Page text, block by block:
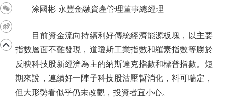
涂國彬 永豐金融資產管理董事總經理
目前資金流向持續利好傳統經濟能源板塊，以主要
指數層面不難發現，道瓊斯工業指數和羅素指數等勝於
反映科技股新經濟為主的納斯達克指數和標普指數。短
期來說，連續好一陣子科技股沽壓暫消化，料可喘定，
但大形勢看似乎仍未改觀，投資者宜小心。